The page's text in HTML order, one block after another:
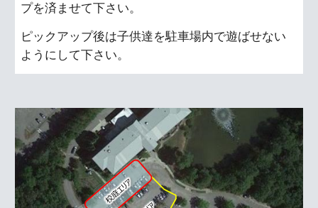
プを済ませて下さい。
ピックアップ後は子供達を駐車場内で遊ばせない
ようにして下さい。